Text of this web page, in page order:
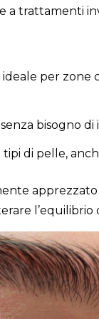
a trattamenti
ideale per zone
bisogno di
di pelle,
l’equilibrio